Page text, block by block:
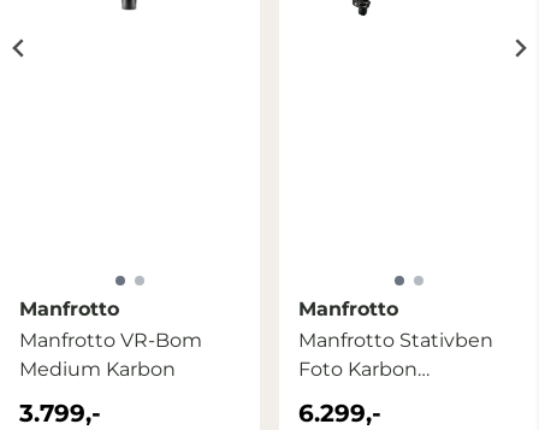
Manfrotto
Manfrotto VR-Bom
Medium Karbon
3.799,-
Manfrotto
Manfrotto Stativben
Foto Karbon
MT055CXPRO3
6.299,-